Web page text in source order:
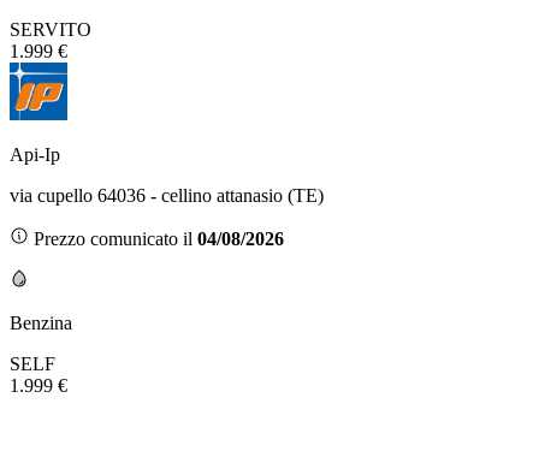
SERVITO
1.999 €
Api-Ip
via cupello 64036 - cellino attanasio (TE)
Prezzo comunicato il 04/08/2026
Benzina
SELF
1.999 €